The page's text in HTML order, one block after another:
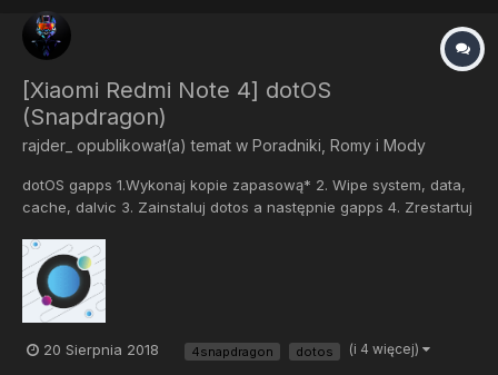
[Xiaomi Redmi Note 4] dotOS
(Snapdragon)
rajder_ opublikował(a) temat w Poradniki, Romy i Mody
dotOS gapps 1.Wykonaj kopie zapasową* 2. Wipe system, data,
cache, dalvic 3. Zainstaluj dotos a następnie gapps 4. Zrestartuj
bezpowrotnie) XDA...
20 Sierpnia 2018 4snapdragon dotos (i 4 więcej)